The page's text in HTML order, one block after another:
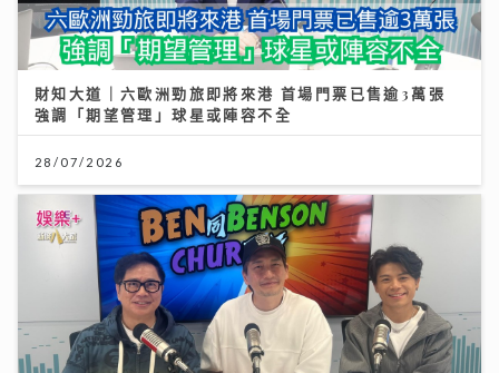
財知大道｜六歐洲勁旅即將來港 首場門票已售逾3萬張
強調「期望管理」球星或陣容不全
28/07/2026